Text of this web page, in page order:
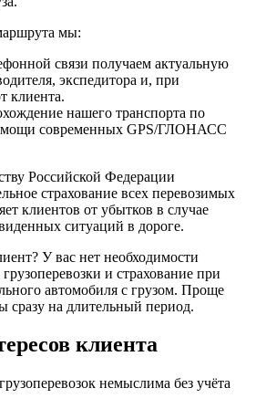
мы:
связи получаем актуальную
экспедитора и, при
клиента.
нашего транспорта по
современных GPS/ГЛОНАСС
Российской Федерации
страхование всех перевозимых
клиентов от убытков в случае
ситуаций в дороге.
У вас нет необходимости
и страхование при
автомобиля с грузом. Проще
сразу на длительный период.
клиента
немыслима без учёта